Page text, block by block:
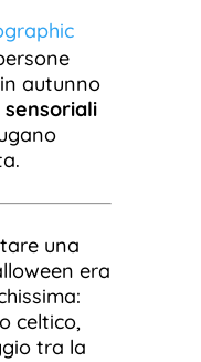
autunno
una
era
celtico,
tra la